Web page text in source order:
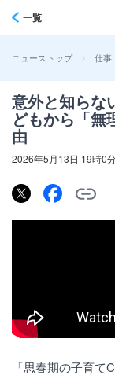
一覧
ニューストップ > 仕事
意外と知らな
どもから「無
由
2026年5月13日 19時0
「思春期の子育